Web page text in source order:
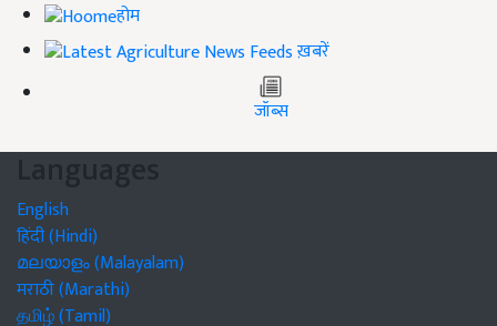
होम
ख़बरें
जॉब्स
Languages
English
हिंदी (Hindi)
മലയാളം (Malayalam)
मराठी (Marathi)
தமிழ் (Tamil)